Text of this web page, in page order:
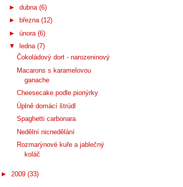
► dubna (6)
►
března (12)
► února (6)
▼
ledna (7)
Čokoládový dort - narozeninový
Macarons s karamelovou
ganache
Cheesecake podle pionýrky
Úplně domácí štrúdl
Spaghetti carbonara
Nedělní nicnedělání
Rozmarýnové kuře a jablečný
koláč
► 2009 (33)